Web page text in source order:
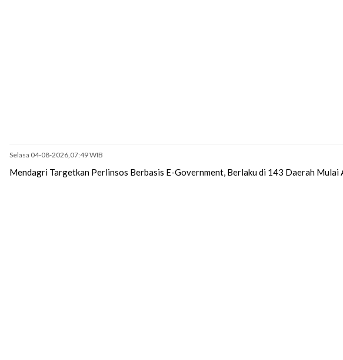
Selasa 04-08-2026,07:49 WIB
Mendagri Targetkan Perlinsos Berbasis E-Government, Berlaku di 143 Daerah Mulai